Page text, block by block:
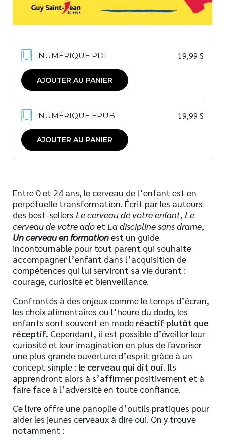
NUMÉRIQUE PDF 19,99 $
AJOUTER AU PANIER
NUMÉRIQUE EPUB 19,99 $
AJOUTER AU PANIER
Entre 0 et 24 ans, le cerveau de l’enfant est en
perpétuelle transformation. Écrit par les auteurs
des best-sellers Le cerveau de votre enfant, Le
cerveau de votre adoet La discipline sans drame,
Un cerveau en formationest un guide
incontournable pour tout parent qui souhaite
accompagner l’enfant dans l’acquisition de
compétences qui lui serviront sa vie durant :
courage, curiosité et bienveillance.
Confrontés à des enjeux comme le temps d’écran,
les choix alimentaires ou l’heure du dodo, les
enfants sont souvent en mode réactif plutôt que
réceptif. Cependant, il est possible d’éveiller leur
curiosité et leur imagination en plus de favoriser
une plus grande ouverture d’esprit grâce à un
concept simple : le cerveau qui dit oui. Ils
apprendront alors à s’affirmer positivement et à
faire face à l’adversité en toute confiance.
Ce livre offre une panoplie d’outils pratiques pour
aider les jeunes cerveaux à dire oui. On y trouve
notamment :